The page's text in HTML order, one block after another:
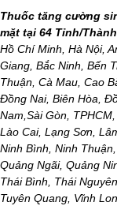
Thuốc tăng cường
mặt tại 64 Tỉnh/
Hồ Chí Minh, Hà Nội,
Giang, Bắc Ninh, Bến
Thuận, Cà Mau, Cao
Đồng Nai, Biên Hòa,
Nam,Sài Gòn,
Lào Cai, Lạng Sơn,
Ninh Bình, Ninh
Quảng Ngãi, Quảng
Thái Bình, Thái
Tuyên Quang, Vĩnh